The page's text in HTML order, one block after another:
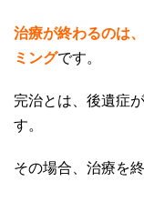
治療が終わるのは
ミングです。
完治とは、後遺症
す。
その場合、治療を